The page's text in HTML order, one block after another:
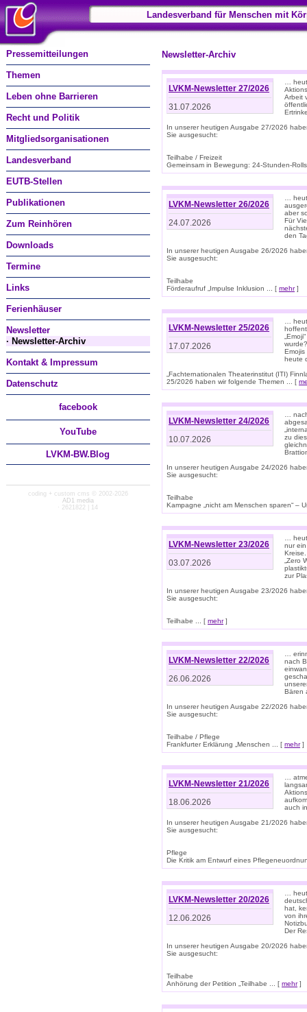
Landesverband für Menschen mit
Pressemitteilungen
Themen
Leben ohne Barrieren
Recht und Politik
Mitgliedsorganisationen
Landesverband
EUTB-Stellen
Publikationen
Zum Reinhören
Downloads
Termine
Links
Ferienhäuser
Newsletter
· Newsletter-Archiv
Kontakt & Impressum
Datenschutz
facebook
YouTube
LVKM-BW.Blog
coding + custom cms © 2002-2026
AD1 media
· 2621822 | 14
Newsletter-Archiv
LVKM-Newsletter 27/2026
31.07.2026
…
Arbeit
In unserer heutigen Ausgabe 27/2026
Sie ausgesucht:
Teilhabe / Freizeit
Gemeinsam in Bewegung: 24-Stunden-
LVKM-Newsletter 26/2026
24.07.2026
…
aber
Für
den
In unserer heutigen Ausgabe 26/2026
Sie ausgesucht:
Teilhabe
Förderaufruf „Impulse Inklusion ... [ mehr]
LVKM-Newsletter 25/2026
17.07.2026
…
Emojis
heute
„Fachternationalen Theaterinstitut (ITI)
25/2026 haben wir folgende Themen ... [
LVKM-Newsletter 24/2026
10.07.2026
…
zu
In unserer heutigen Ausgabe 24/2026
Sie ausgesucht:
Teilhabe
Kampagne „nicht am Menschen sparen“ –
LVKM-Newsletter 23/2026
03.07.2026
…
nur
„Zero
zur
In unserer heutigen Ausgabe 23/2026
Sie ausgesucht:
Teilhabe ... [ mehr]
LVKM-Newsletter 22/2026
26.06.2026
…
nach
Bären
In unserer heutigen Ausgabe 22/2026
Sie ausgesucht:
Teilhabe / Pflege
Frankfurter Erklärung „Menschen ... [ mehr]
LVKM-Newsletter 21/2026
18.06.2026
…
auch
In unserer heutigen Ausgabe 21/2026
Sie ausgesucht:
Pflege
Die Kritik am Entwurf eines
LVKM-Newsletter 20/2026
12.06.2026
…
hat,
von
Der
In unserer heutigen Ausgabe 20/2026
Sie ausgesucht:
Teilhabe
Anhörung der Petition „Teilhabe ... [ mehr]